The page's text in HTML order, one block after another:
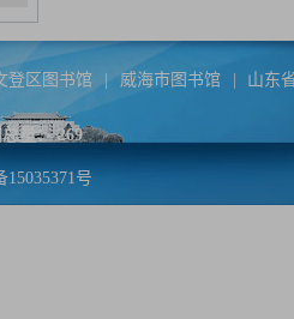
登区图书馆 | 威海市图书馆 山东
总量：269
15035371号